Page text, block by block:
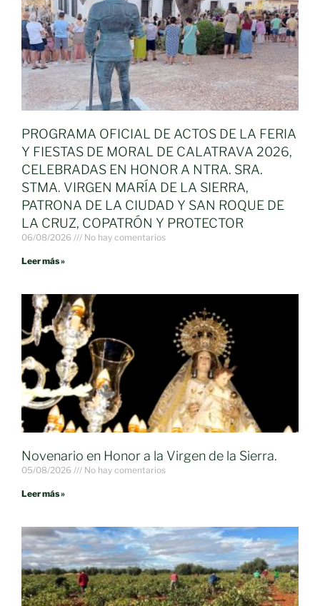
PROGRAMA OFICIAL DE ACTOS DE LA FERIA
Y FIESTAS DE MORAL DE CALATRAVA 2026,
CELEBRADAS EN HONOR A NTRA. SRA.
STMA. VIRGEN MARÍA DE LA SIERRA,
PATRONA DE LA CIUDAD Y SAN ROQUE DE
LA CRUZ, COPATRÓN Y PROTECTOR
06/08/2026 No hay comentarios
Leer más »
Novenario en Honor a la Virgen de la Sierra.
05/08/2026 No hay comentarios
Leer más »